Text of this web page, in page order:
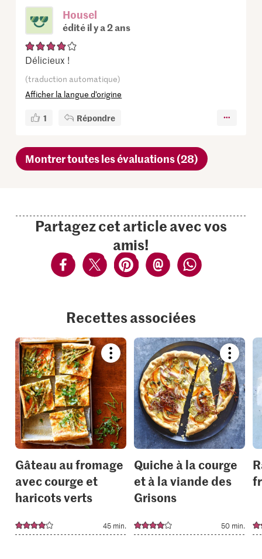
Housel
édité il y a 2 ans
Délicieux !
(traduction automatique)
Afficher la langue d’origine
1 Répondre
Montrer toutes les évaluations (28)
Partagez cet article avec vos
amis!
Recettes associées
Bookmark
recipe
or
add
it
to
your
collections.
Gâteau au fromage
avec courge et
haricots verts
45 min.
recipe
or
add
it
to
your
Quiche à la courge
et à la viande des
Grisons
50 min.